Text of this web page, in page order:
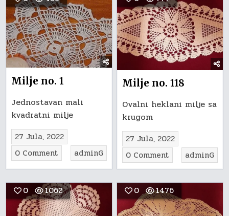
Milje no. 1
Jednostavan mali
kvadratni milje
27 Jula, 2022
0 Comment
Milje
1
adminG
Milje no. 118
Ovalni heklani milje sa
krugom
27 Jula, 2022
0 Comment
Milje
118
adminG
0 1062 0 1476